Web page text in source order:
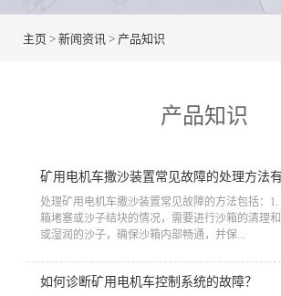
主页 > 新闻资讯 > 产品知识
产品知识
矿用电机车撒沙装置常见故障的处理方法有
处理矿用电机车撒沙装置常见故障的方法包括：
箱堵塞或沙子结块的情况，需要进行沙箱的清理
或湿润的沙子，确保沙箱内部畅通，并保...
如何诊断矿用电机车控制系统的故障？